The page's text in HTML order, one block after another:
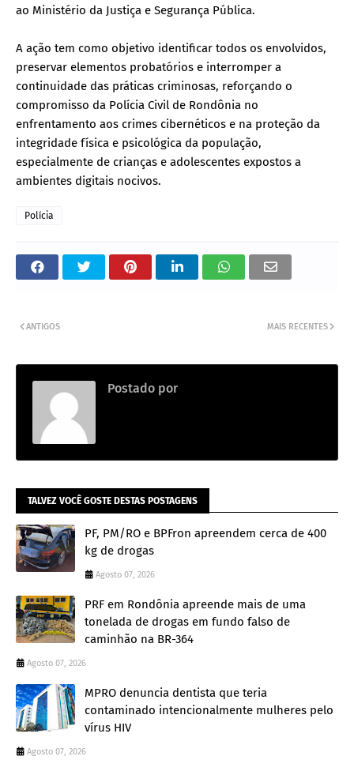
ao Ministério da Justiça e Segurança Pública.
A ação tem como objetivo identificar todos os envolvidos,
preservar elementos probatórios e interromper a
continuidade das práticas criminosas, reforçando o
compromisso da Polícia Civil de Rondônia no
enfrentamento aos crimes cibernéticos e na proteção da
integridade física e psicológica da população,
especialmente de crianças e adolescentes expostos a
ambientes digitais nocivos.
Polícia
MAIS RECENTES
ANTIGOS
Postado por
TALVEZ VOCÊ GOSTE DESTAS POSTAGENS
PF, PM/RO e BPFron apreendem cerca de 400
kg de drogas
Agosto 07, 2026
PRF em Rondônia apreende mais de uma
tonelada de drogas em fundo falso de
caminhão na BR-364
Agosto 07, 2026
MPRO denuncia dentista que teria
contaminado intencionalmente mulheres pelo
vírus HIV
Agosto 07, 2026